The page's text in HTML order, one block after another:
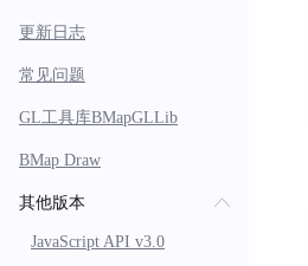
更新日志
常见问题
GL工具库BMapGLLib
BMap Draw
其他版本
JavaScript API v3.0